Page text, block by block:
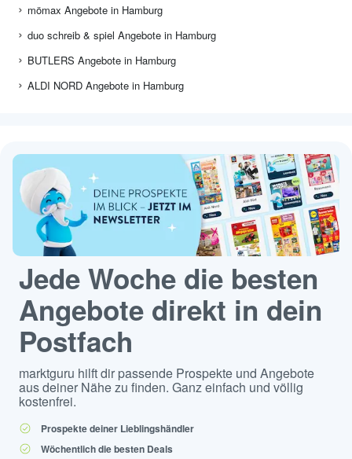
mömax Angebote in Hamburg
duo schreib & spiel Angebote in Hamburg
BUTLERS Angebote in Hamburg
ALDI NORD Angebote in Hamburg
Jede Woche die besten
Angebote direkt in dein
Postfach
marktguru hilft dir passende Prospekte und Angebote
aus deiner Nähe zu finden. Ganz einfach und völlig
kostenfrei.
Prospekte deiner Lieblingshändler
Wöchentlich die besten Deals